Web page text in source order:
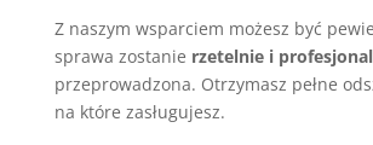
Z naszym wsparciem możesz być
sprawa zostanie rzetelnie i
przeprowadzona. Otrzymasz pełne
na które zasługujesz.